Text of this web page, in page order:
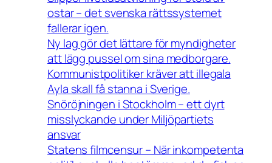
ostar – det svenska rättssystemet
fallerar igen.
Ny lag gör det lättare för myndigheter
att lägg pussel om sina medborgare.
Kommunistpolitiker kräver att illegala
Ayla skall få stanna i Sverige.
Snöröjningen i Stockholm – ett dyrt
misslyckande under Miljöpartiets
ansvar
Statens filmcensur – När inkompetenta